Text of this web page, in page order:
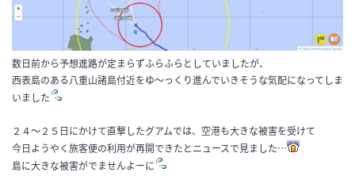
数日前から予想進路が定まらずふらふらとしていましたが、
西表島のある八重山諸島付近をゆ～っくり進んでいきそうな気配になってしま
いました
２４～２５日にかけて直撃したグアムでは、空港も大きな被害を受けて
今日ようやく旅客便の利用が再開できたとニュースで見ました…
島に大きな被害がでませんよーに